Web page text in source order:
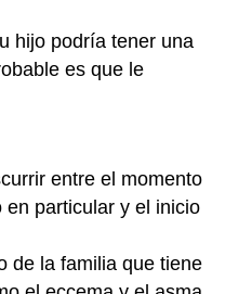
hijo podría tener una
es que le
entre el momento
particular y el inicio
de la familia que tiene